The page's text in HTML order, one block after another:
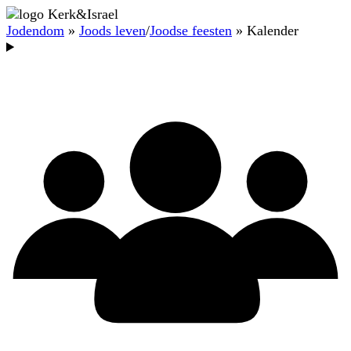
Jodendom » Joods leven/Joodse feesten » Kalender